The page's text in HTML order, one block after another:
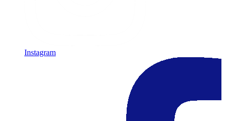
Instagram